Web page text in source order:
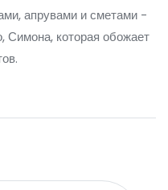
апрувами и сметами -
Симона, которая обожает